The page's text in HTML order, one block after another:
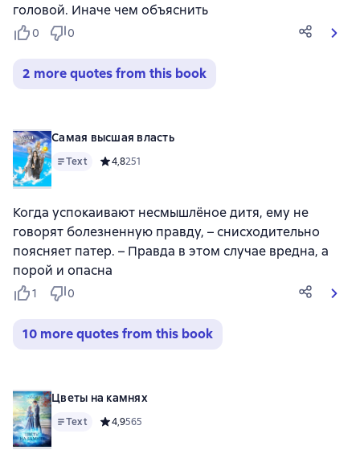
головой. Иначе чем объяснить
0 0
2 more quotes from this book
Самая высшая власть
Text Средний рейтинг 4,8 на основе 251 оценок
4,8251
Когда успокаивают несмышлёное дитя, ему не
говорят болезненную правду, – снисходительно
поясняет патер. – Правда в этом случае вредна, а
порой и опасна
1 0
10 more quotes from this book
Цветы на камнях
Text Средний рейтинг 4,9 на основе 565 оценок
4,9565